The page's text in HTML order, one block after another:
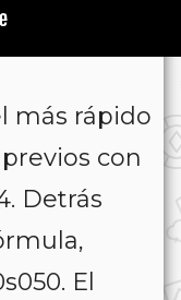
más rápido
con
Detrás
El